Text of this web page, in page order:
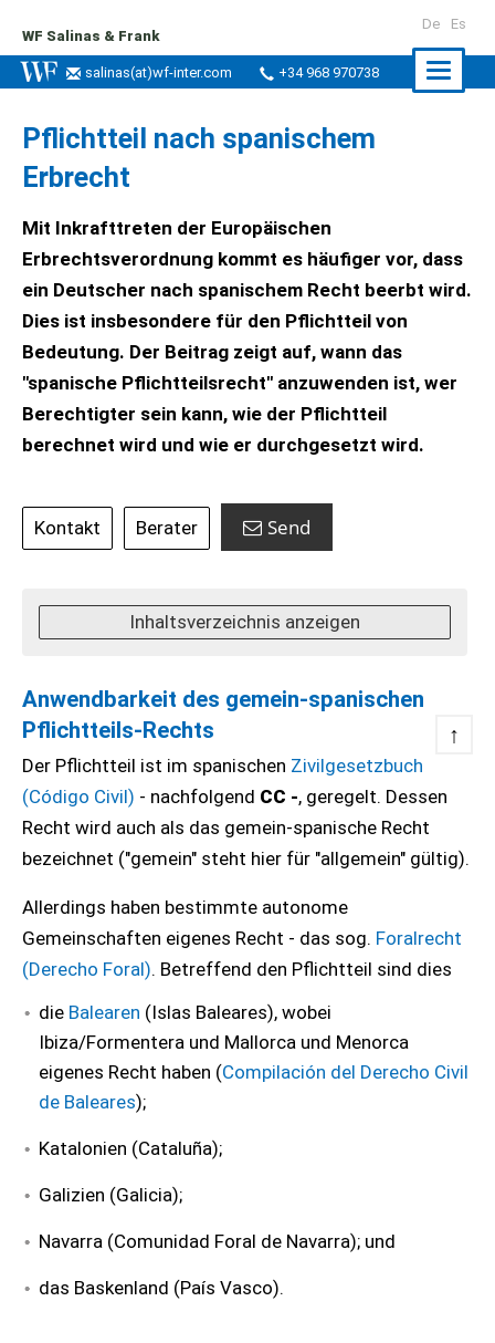
WF Salinas & Frank
salinas(at)wf-inter.com +34 968 970738
De Es
Pflichtteil nach spanischem
Erbrecht
Mit Inkrafttreten der Europäischen
Erbrechtsverordnung kommt es häufiger vor, dass
ein Deutscher nach spanischem Recht beerbt wird.
Dies ist insbesondere für den Pflichtteil von
Bedeutung. Der Beitrag zeigt auf, wann das
"spanische Pflichtteilsrecht" anzuwenden ist, wer
Berechtigter sein kann, wie der Pflichtteil
berechnet wird und wie er durchgesetzt wird.
Kontakt Berater Send
Inhaltsverzeichnis anzeigen
Anwendbarkeit des gemein-spanischen
Pflichtteils-Rechts
↑
Der Pflichtteil ist im spanischen Zivilgesetzbuch
(Código Civil) - nachfolgend CC -, geregelt. Dessen
Recht wird auch als das gemein-spanische Recht
bezeichnet ("gemein" steht hier für "allgemein" gültig).
Allerdings haben bestimmte autonome
Gemeinschaften eigenes Recht - das sog. Foralrecht
(Derecho Foral). Betreffend den Pflichtteil sind dies
die Balearen (Islas Baleares), wobei
Ibiza/Formentera und Mallorca und Menorca
eigenes Recht haben (Compilación del Derecho Civil
de Baleares);
Katalonien (Cataluña);
Galizien (Galicia);
Navarra (Comunidad Foral de Navarra); und
das Baskenland (País Vasco).